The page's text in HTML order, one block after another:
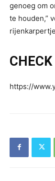
genoeg om
te houden,”
https://